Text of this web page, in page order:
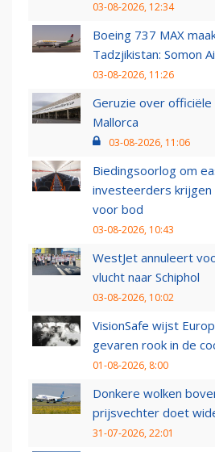
03-08-2026, 12:34
Boeing 737 MAX
Tadzjikistan: Somon
03-08-2026, 11:26
Geruzie over officiële
Mallorca
03-08-2026, 11:06
Biedingsoorlog om
investeerders krijgen
voor bod
03-08-2026, 10:43
WestJet annuleert
vlucht naar Schiphol
03-08-2026, 10:02
VisionSafe wijst
gevaren rook in de
01-08-2026, 8:00
Donkere wolken
prijsvechter doet
31-07-2026, 22:01